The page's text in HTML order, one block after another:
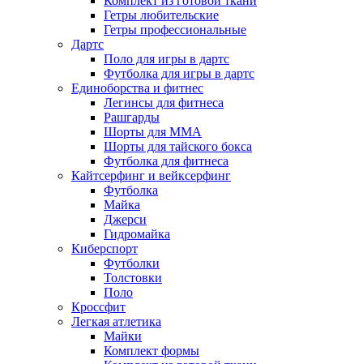
Гетры любительские
Гетры профессиональные
Дартс
Поло для игры в дартс
Футболка для игры в дартс
Единоборства и фитнес
Легинсы для фитнеса
Рашгарды
Шорты для MMA
Шорты для тайского бокса
Футболка для фитнеса
Кайтсерфинг и вейксерфинг
Футболка
Майка
Джерси
Гидромайка
Киберспорт
Футболки
Толстовки
Поло
Кроссфит
Легкая атлетика
Майки
Комплект формы